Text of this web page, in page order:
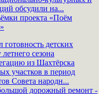
обсудили на...
проекта «Поём
готовность детских
сезона
из Шахтёрска
участков в период
Совета народн...
дорожный ремонт -